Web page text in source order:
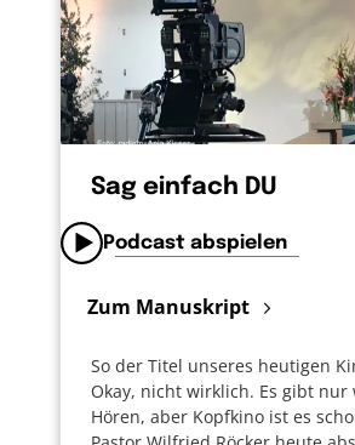
Sag einfach DU
Podcast abspielen
Zum Manuskript
So der Titel unseres heutigen
Okay, nicht wirklich. Es gibt nur
Hören, aber Kopfkino ist es